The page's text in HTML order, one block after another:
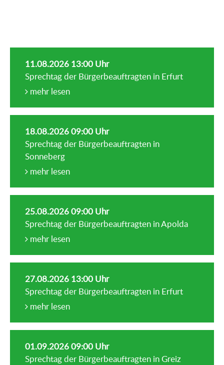
11.08.2026 13:00 Uhr
Sprechtag der Bürgerbeauftragten in Erfurt
mehr lesen
18.08.2026 09:00 Uhr
Sprechtag der Bürgerbeauftragten in
Sonneberg
mehr lesen
25.08.2026 09:00 Uhr
Sprechtag der Bürgerbeauftragten in Apolda
mehr lesen
27.08.2026 13:00 Uhr
Sprechtag der Bürgerbeauftragten in Erfurt
mehr lesen
01.09.2026 09:00 Uhr
Sprechtag der Bürgerbeauftragten in Greiz